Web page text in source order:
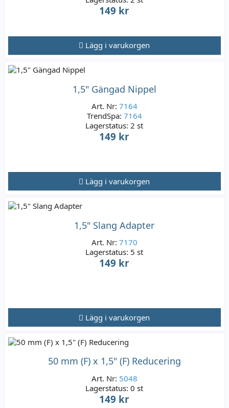
149 kr
Lägg i varukorgen
1,5" Gängad Nippel
Art. Nr: 7164
TrendSpa: 7164
Lagerstatus:2 st
149 kr
Lägg i varukorgen
1,5" Slang Adapter
Art. Nr: 7170
Lagerstatus: 5 st
149 kr
Lägg i varukorgen
50 mm (F) x 1,5" (F) Reducering
Art. Nr: 5048
Lagerstatus:0 st
149 kr